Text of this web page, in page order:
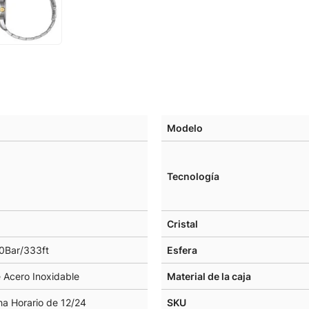
Modelo
Tecnología
Cristal
333ft Esfera
Acero Inoxidable Material de la caja
Horario de 12/24 SKU